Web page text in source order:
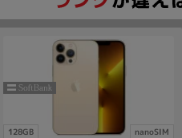
128GB nanoSIM